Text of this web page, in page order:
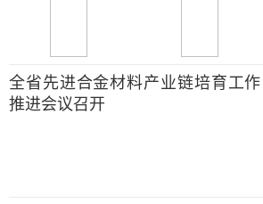
全省先进合金材料产业链培育工作
推进会议召开